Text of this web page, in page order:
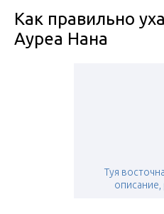
Как правильно
Ауреа Нана
Туя